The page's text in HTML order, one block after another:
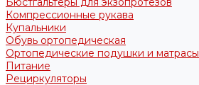
Компрессионные рукава
Купальники
Обувь ортопедическая
Ортопедические подушки и матрасы
Питание
Рециркуляторы